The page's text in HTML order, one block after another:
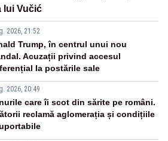
lui Vučić
2026, 21:52
Trump, în centrul unui nou
Acuzații privind accesul
la postările sale
2026, 20:49
care îi scot din sărite pe români.
reclamă aglomerația și condițiile